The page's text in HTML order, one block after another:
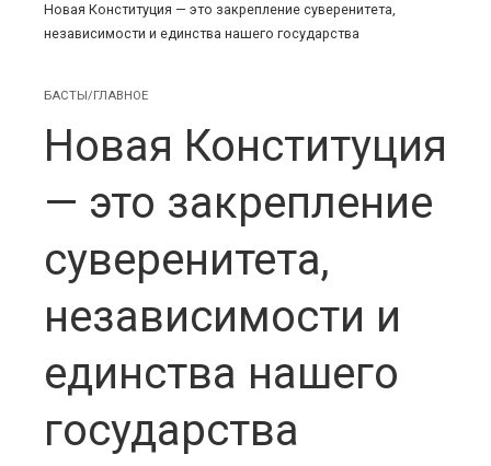
Новая Конституция — это закрепление суверенитета,
независимости и единства нашего государства
БАСТЫ/ГЛАВНОЕ
Новая Конституция
— это закрепление
суверенитета,
независимости и
единства нашего
государства